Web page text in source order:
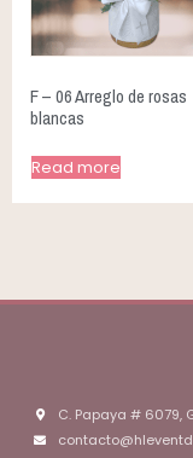
F – 06 Arreglo de rosas
blancas
Read more
C. Papaya # 6079,